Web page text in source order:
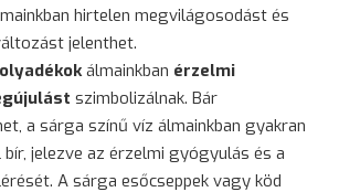
hirtelen megvilágosodást és
jelenthet.
álmainkban érzelmi
szimbolizálnak. Bár
a sárga színű víz álmainkban gyakran
jelezve az érzelmi gyógyulás és a
A sárga esőcseppek vagy köd